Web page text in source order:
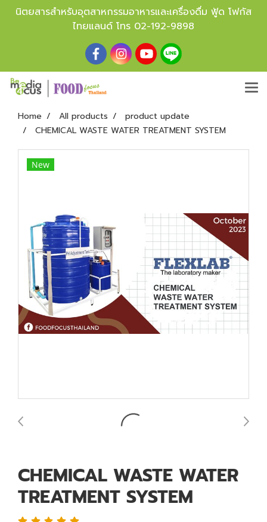
นิตยสารสำหรับอุตสาหกรรมอาหารและเครื่องดื่ม ฟู้ด โฟกัส
ไทยแลนด์ โทร 02-192-9898
Home All products
product update
CHEMICAL WASTE WATER TREATMENT SYSTEM
New
CHEMICAL WASTE WATER
TREATMENT SYSTEM